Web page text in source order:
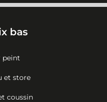
bas
peint
et store
coussin